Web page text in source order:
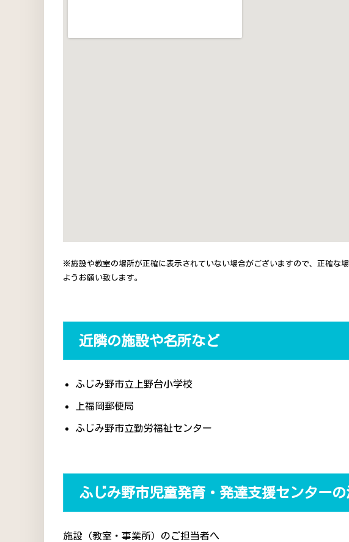
※施設や教室の場所が正確に表示されていない場合がございますので、正確な
ようお願い致します。
近隣の施設や名所など
ふじみ野市立上野台小学校
上福岡郵便局
ふじみ野市立勤労福祉センター
ふじみ野市児童発育・発達支援センター
施設（教室・事業所）のご担当者へ